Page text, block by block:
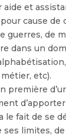
aide et
cause de
guerres, de
dans un
métier, etc).
première
d’apporter
le fait de se
ses limites,